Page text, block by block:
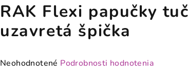
RAK Flexi papučky
uzavretá špička
Priemerné
Neohodnotené Podrobnosti hodnotenia